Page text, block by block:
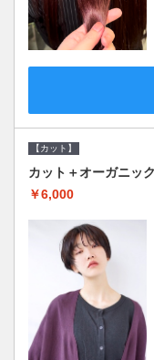
【カット】
カット＋オーガニッ
￥6,000